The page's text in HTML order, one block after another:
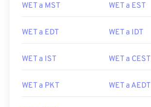
WET a MST WET a EST
WET a EDT WET a IDT
WET a IST WET a CEST
WET a PKT WET a AEDT